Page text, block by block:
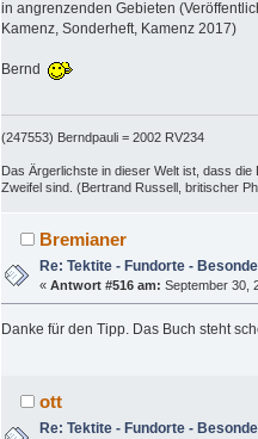
in angrenzenden Gebieten
Kamenz, Sonderheft, Kamenz 2017)
Bernd
(247553) Berndpauli = 2002 RV234
Das Ärgerlichste in dieser Welt ist, dass
Zweifel sind. (Bertrand Russell, britischer
Bremianer
Re: Tektite - Fundorte -
«Antwort #516 am: September 30,
Danke für den Tipp. Das Buch steht
ott
Re: Tektite - Fundorte -